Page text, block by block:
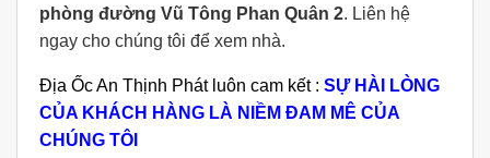
phòng đường Vũ Tông Phan Quân 2. Liên hệ
ngay cho chúng tôi để xem nhà.
Địa Ốc An Thịnh Phát luôn cam kết : SỰ HÀI LÒNG
CỦA KHÁCH HÀNG LÀ NIỀM ĐAM MÊ CỦA
CHÚNG TÔI